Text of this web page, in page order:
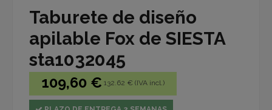
Taburete de diseño
apilable Fox de SIESTA
sta1032045
109,60 € 132.62 € (IVA incl.)